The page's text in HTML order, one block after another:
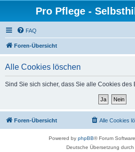
Pro Pflege -
FAQ
Foren-Übersicht
Alle Cookies löschen
Sind Sie sich sicher, dass Sie alle Cookies des
Foren-Übersicht Alle Cookies
Powered by phpBB® Forum
Deutsche Übersetzung durch